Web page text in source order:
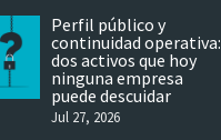
Perfil público y
continuidad operativa:
dos activos que hoy
ninguna empresa
puede descuidar
Jul 27, 2026